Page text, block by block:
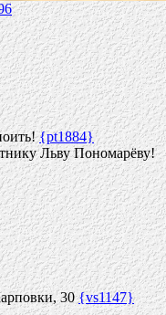
{pt1884}
Льву Пономарёву!
30{vs1147}